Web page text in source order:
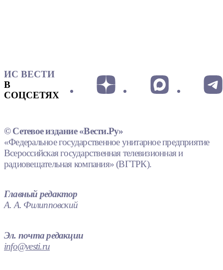
ИС ВЕСТИ
В
СОЦСЕТЯХ
© Сетевое издание «Вести.Ру»
«Федеральное государственное унитарное предприятие
Всероссийская государственная телевизионная и
радиовещательная компания» (ВГТРК).
Главный редактор
А. А. Филипповский
Эл. почта редакции
info@vesti.ru